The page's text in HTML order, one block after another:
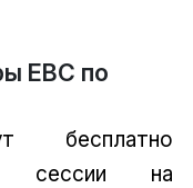
EBC по
бесплатно
сессии на